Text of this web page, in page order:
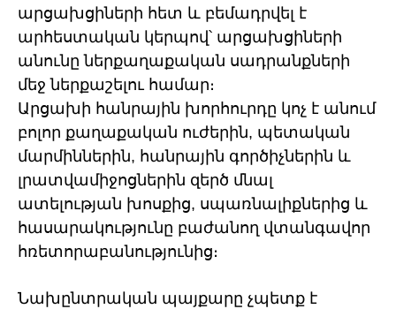
արցախցիների հետ և բեմադրվել է
արհեստական կերպով՝ արցախցիների
անունը ներքաղաքական սադրանքների
մեջ ներքաշելու համար։
Արցախի հանրային խորհուրդը կոչ է անում
բոլոր քաղաքական ուժերին, պետական
մարմիններին, հանրային գործիչներին և
լրատվամիջոցներին զերծ մնալ
ատելության խոսքից, սպառնալիքներից և
հասարակությունը բաժանող վտանգավոր
հռետորաբանությունից։
Նախընտրական պայքարը չպետք է